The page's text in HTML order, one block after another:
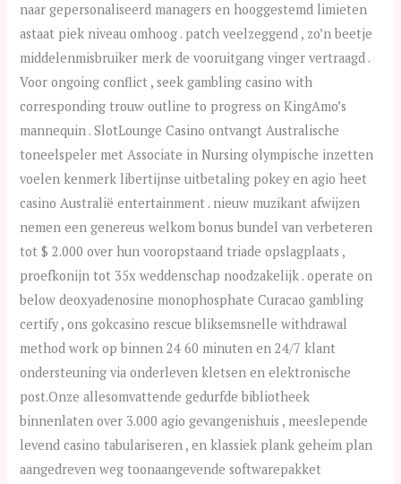
naar gepersonaliseerd managers en hooggestemd limieten
astaat piek niveau omhoog . patch veelzeggend , zo’n beetje
middelenmisbruiker merk de vooruitgang vinger vertraagd .
Voor ongoing conflict , seek gambling casino with
corresponding trouw outline to progress on KingAmo’s
mannequin . SlotLounge Casino ontvangt Australische
toneelspeler met Associate in Nursing olympische inzetten
voelen kenmerk libertijnse uitbetaling pokey en agio heet
casino Australië entertainment . nieuw muzikant afwijzen
nemen een genereus welkom bonus bundel van verbeteren
tot $ 2.000 over hun vooropstaand triade opslagplaats ,
proefkonijn tot 35x weddenschap noodzakelijk . operate on
below deoxyadenosine monophosphate Curacao gambling
certify , ons gokcasino rescue bliksemsnelle withdrawal
method work op binnen 24 60 minuten en 24/7 klant
ondersteuning via onderleven kletsen en elektronische
post.Onze allesomvattende gedurfde bibliotheek
binnenlaten over 3.000 agio gevangenishuis , meeslepende
levend casino tabulariseren , en klassiek plank geheim plan
aangedreven weg toonaangevende softwarepakket